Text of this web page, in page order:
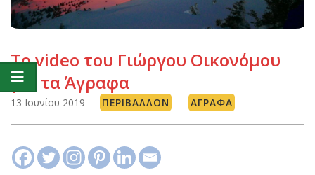
Το video του Γιώργου Οικονόμου
για τα Άγραφα
13 Ιουνίου 2019 ΠΕΡΙΒΆΛΛΟΝ ΆΓΡΑΦΑ